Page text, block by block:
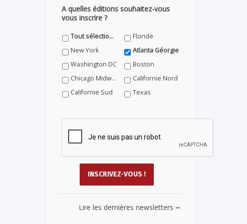
A quelles éditions souhaitez-vous
vous inscrire ?
Tout sélectionner
Floride
New York
Atlanta Géorgie
Washington DC
Boston
Chicago Midwest
Californie Nord
Californie Sud
Texas
Lire les dernières newsletters ...